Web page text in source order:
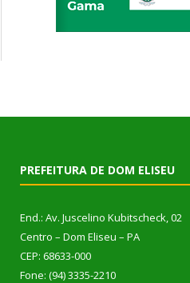
PREFEITURA DE DOM ELISEU
End.: Av. Juscelino Kubitscheck, 02
Centro – Dom Eliseu – PA
CEP: 68633-000
Fone: (94) 3335-2210